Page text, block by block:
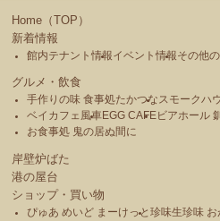
Home（TOP）
新着情報
館内テナント情報イベント情報その他
グルメ・飲食
手作りの味 食事処たかつなスモークハ
ベイカフェ風車EGG CAFE ビアホール
お食事処 鬼の居ぬ間に
岸壁炉ばた
港の屋台
ショップ・買い物
ぴゅあ めいど まーけっと珍味生珍味 お